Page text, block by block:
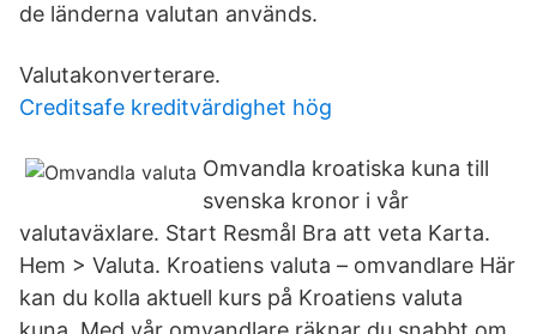
de länderna valutan används.
Valutakonverterare.
Creditsafe kreditvärdighet hög
Omvandla kroatiska kuna till
svenska kronor i vår
valutaväxlare. Start Resmål Bra att veta Karta.
Hem > Valuta. Kroatiens valuta – omvandlare Här
kan du kolla aktuell kurs på Kroatiens valuta